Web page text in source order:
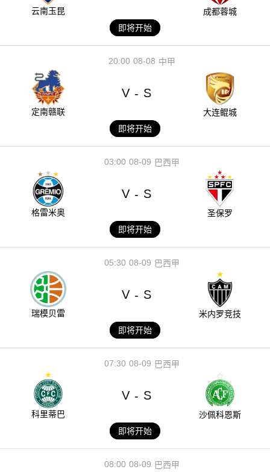
云南玉昆
成都蓉城
即将开始
08-08
20:00 中甲
定南赣联
V - S
大连鲲城
即将开始
08-09
03:00 巴西甲
格雷米奥
V - S
圣保罗
即将开始
08-09
05:30 巴西甲
瑞模贝雷
V - S
米内罗竞技
即将开始
08-09
07:30 巴西甲
科里蒂巴
V - S
沙佩科恩斯
即将开始
08-09
08:00 巴西甲